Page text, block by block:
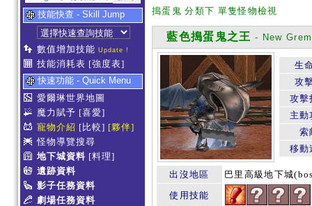
技能快查 - Skill Jump
數值增加技能 Update !
技能消耗表 [強度表]
快速功能 - Quick Menu
愛爾琳世界地圖
魔力賦予 [喜愛]
寵物介紹 [比較] [夥伴]
怪物導覽搜尋
地下城資料 [料理]
遺跡資料
影子任務資料
劇場任務資料
搗蛋鬼 分類下 單隻怪物檢視
藍色搗蛋鬼之王 - New
生
攻
攻擊
主動
索
移動
出沒地區
巴里高級地下城
使用技能